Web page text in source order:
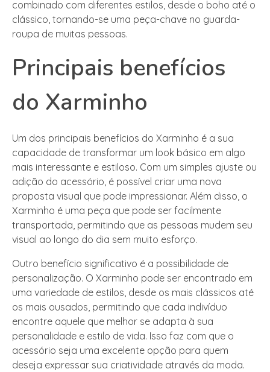
combinado com diferentes estilos, desde o boho até o
clássico, tornando-se uma peça-chave no guarda-
roupa de muitas pessoas.
Principais benefícios
do Xarminho
Um dos principais benefícios do Xarminho é a sua
capacidade de transformar um look básico em algo
mais interessante e estiloso. Com um simples ajuste ou
adição do acessório, é possível criar uma nova
proposta visual que pode impressionar. Além disso, o
Xarminho é uma peça que pode ser facilmente
transportada, permitindo que as pessoas mudem seu
visual ao longo do dia sem muito esforço.
Outro benefício significativo é a possibilidade de
personalização. O Xarminho pode ser encontrado em
uma variedade de estilos, desde os mais clássicos até
os mais ousados, permitindo que cada indivíduo
encontre aquele que melhor se adapta à sua
personalidade e estilo de vida. Isso faz com que o
acessório seja uma excelente opção para quem
deseja expressar sua criatividade através da moda.